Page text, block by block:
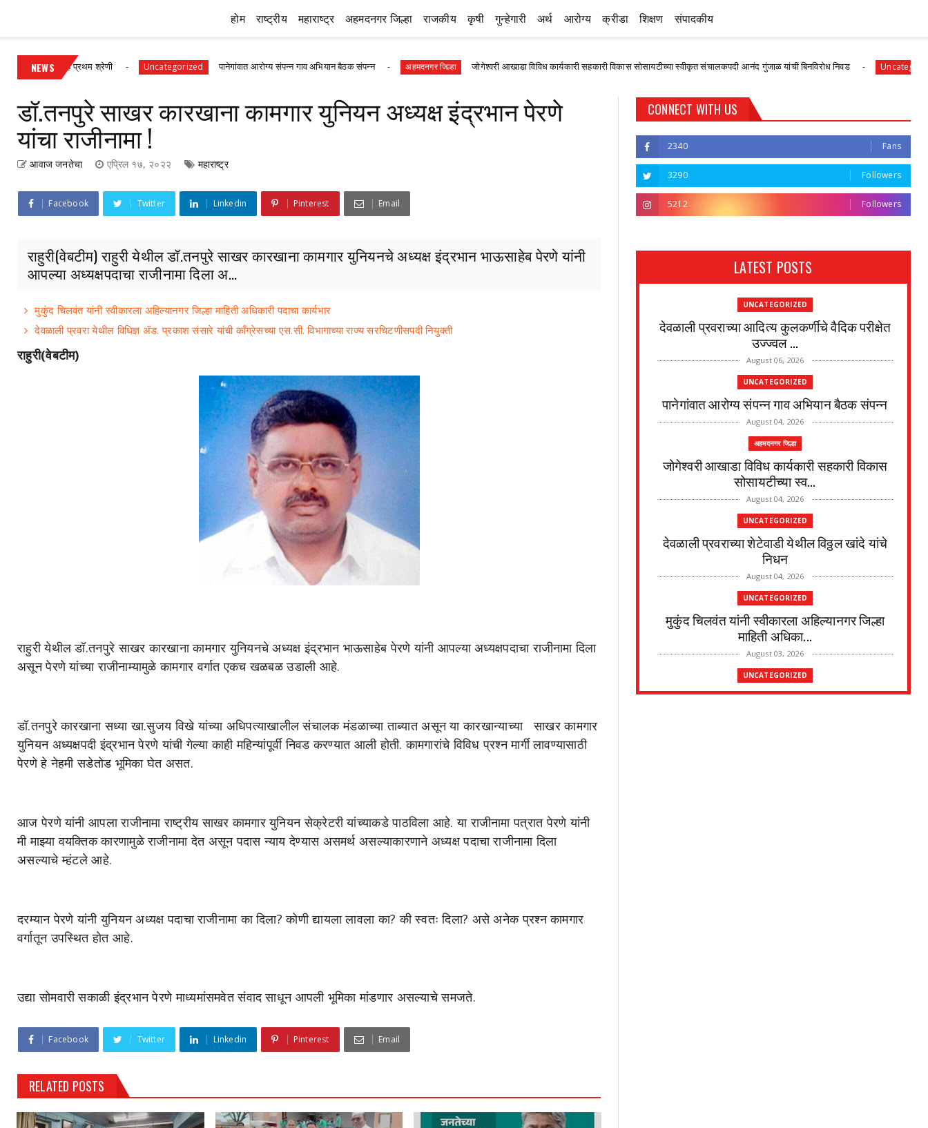
होम राष्ट्रीय महाराष्ट्र अहमदनगर जिल्हा राजकीय कृषी गुन्हेगारी अर्थ आरोग्य क्रीडा शिक्षण संपादकीय
NEWS
प्रथम श्रेणी Uncategorized पानेगांवात आरोग्य संपन्न गाव अभियान बैठक संपन्न अहमदनगर जिल्हा जोगेश्वरी आखाडा विविध कार्यकारी सहकारी विकास सोसायटीच्या स्वीकृत संचालकपदी आनंद गुंजाळ यांची बिनविरोध निवड Uncategorized
डॉ.तनपुरे साखर कारखाना कामगार युनियन अध्यक्ष इंद्रभान पेरणे
यांचा राजीनामा !
आवाज जनतेचा एप्रिल १७, २०२२ महाराष्ट्र
Facebook Twitter Linkedin Pinterest Email
राहुरी(वेबटीम) राहुरी येथील डॉ.तनपुरे साखर कारखाना कामगार युनियनचे अध्यक्ष इंद्रभान भाऊसाहेब पेरणे यांनी
आपल्या अध्यक्षपदाचा राजीनामा दिला अ...
मुकुंद चिलवंत यांनी स्वीकारला अहिल्यानगर जिल्हा माहिती अधिकारी पदाचा कार्यभार
देवळाली प्रवरा येथील विधिज्ञ ॲड. प्रकाश संसारे यांची काँग्रेसच्या एस.सी. विभागाच्या राज्य सरचिटणीसपदी नियुक्ती
राहुरी(वेबटीम)
राहुरी येथील डॉ.तनपुरे साखर कारखाना कामगार युनियनचे अध्यक्ष इंद्रभान भाऊसाहेब पेरणे यांनी आपल्या अध्यक्षपदाचा राजीनामा दिला
असून पेरणे यांच्या राजीनाम्यामुळे कामगार वर्गात एकच खळबळ उडाली आहे.
डॉ.तनपुरे कारखाना सध्या खा.सुजयविखे यांच्या अधिपत्याखालील संचालक मंडळाच्याताब्यात असून या कारखान्याच्या साखर कामगार
युनियन अध्यक्षपदी इंद्रभान पेरणे यांची गेल्या काही महिन्यांपूर्वी निवड करण्यात आली होती. कामगारांचे विविध प्रश्न मार्गी लावण्यासाठी
पेरणे हे नेहमी सडेतोड भूमिका घेत असत.
आज पेरणे यांनी आपला राजीनामा राष्ट्रीय साखर कामगार युनियन सेक्रेटरी यांच्याकडे पाठविला आहे. या राजीनामा पत्रात पेरणे यांनी
मी माझ्या वयक्तिक कारणामुळे राजीनामा देत असून पदास न्याय देण्यास असमर्थ असल्याकारणाने अध्यक्ष पदाचा राजीनामा दिला
असल्याचे म्हंटले आहे.
दरम्यान पेरणे यांनी युनियन अध्यक्ष पदाचा राजीनामा का दिला? कोणी द्यायला लावला का? की स्वतः दिला? असे अनेक प्रश्न कामगार
वर्गातून उपस्थित होत आहे.
उद्या सोमवारी सकाळी इंद्रभान पेरणे माध्यमांसमवेत संवाद साधून आपली भूमिका मांडणार असल्याचे समजते.
Facebook Twitter Linkedin Pinterest Email
RELATED POSTS
CONNECT WITH US
2340 Fans
3290 Followers
5212 Followers
LATEST POSTS
UNCATEGORIZED
देवळाली प्रवराच्या आदित्य कुलकर्णीचे वैदिक परीक्षेत
उज्ज्वल ...
August 06, 2026
UNCATEGORIZED
पानेगांवात आरोग्य संपन्न गाव अभियान बैठक संपन्न
August 04, 2026
अहमदनगर जिल्हा
जोगेश्वरी आखाडा विविध कार्यकारी सहकारी विकास
सोसायटीच्या स्व...
August 04, 2026
UNCATEGORIZED
देवळाली प्रवराच्या शेटेवाडी येथील विठ्ठल खांदे यांचे
निधन
August 04, 2026
UNCATEGORIZED
मुकुंद चिलवंत यांनी स्वीकारला अहिल्यानगर जिल्हा
माहिती अधिका...
August 03, 2026
UNCATEGORIZED
देवळाली प्रवरा येथील विधिज्ञ ॲड. प्रकाश संसारे